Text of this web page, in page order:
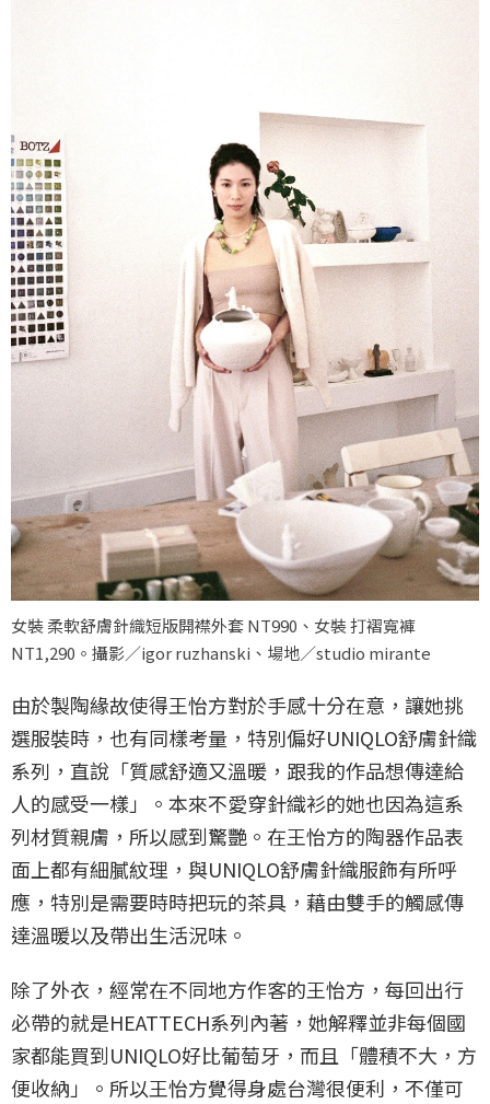
女裝 柔軟舒膚針織短版開襟外套 NT990、女裝 打褶寬褲
NT1,290。攝影／igor ruzhanski、場地／studio mirante
由於製陶緣故使得王怡方對於手感十分在意，讓她挑
選服裝時，也有同樣考量，特別偏好UNIQLO舒膚針織
系列，直說「質感舒適又溫暖，跟我的作品想傳達給
人的感受一樣」。本來不愛穿針織衫的她也因為這系
列材質親膚，所以感到驚艷。在王怡方的陶器作品表
面上都有細膩紋理，與UNIQLO舒膚針織服飾有所呼
應，特別是需要時時把玩的茶具，藉由雙手的觸感傳
達溫暖以及帶出生活況味。
除了外衣，經常在不同地方作客的王怡方，每回出行
必帶的就是HEATTECH系列內著，她解釋並非每個國
家都能買到UNIQLO好比葡萄牙，而且「體積不大，方
便收納」。所以王怡方覺得身處台灣很便利，不僅可